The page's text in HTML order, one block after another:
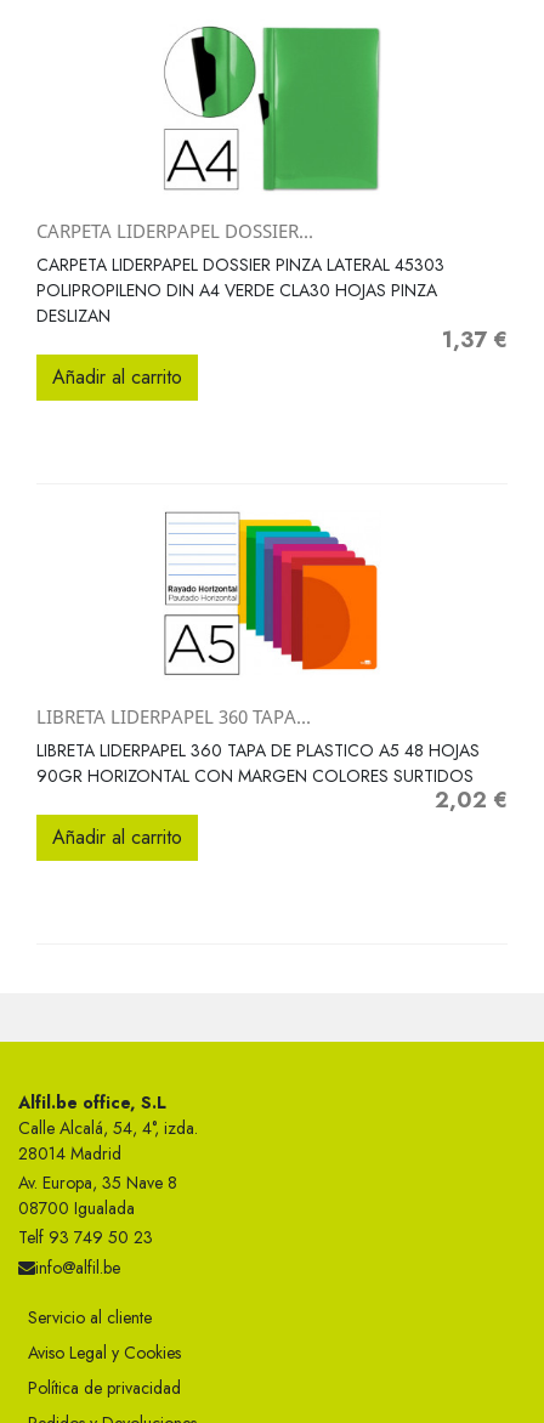
CARPETA LIDERPAPEL DOSSIER...
CARPETA LIDERPAPEL DOSSIER PINZA LATERAL 45303
POLIPROPILENO DIN A4 VERDE CLA30 HOJAS PINZA
DESLIZAN
Precio
1,37 €
Añadir al carrito
LIBRETA LIDERPAPEL 360 TAPA...
LIBRETA LIDERPAPEL 360 TAPA DE PLASTICO A5 48 HOJAS
90GR HORIZONTAL CON MARGEN COLORES SURTIDOS
Precio
2,02 €
Añadir al carrito
Alfil.be office, S.L
Calle Alcalá, 54, 4°, izda.
28014 Madrid
Av. Europa, 35 Nave 8
08700 Igualada
Telf 93 749 50 23
info@alfil.be
Servicio al cliente
Aviso Legal y Cookies
Política de privacidad